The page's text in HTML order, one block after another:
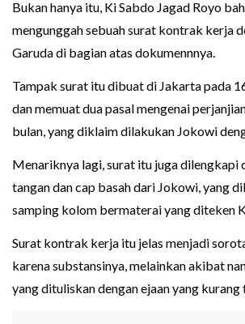
Bukan hanya itu, Ki Sabdo Jagad Royo
mengunggah sebuah surat kontrak kerja
Garuda di bagian atas dokumennnya.
Tampak surat itu dibuat di Jakarta pada
dan memuat dua pasal mengenai
bulan, yang diklaim dilakukan Jokowi
Menariknya lagi, surat itu juga dilengkapi
tangan dan cap basah dari Jokowi, yang
samping kolom bermaterai yang diteken
Surat kontrak kerja itu jelas menjadi
karena substansinya, melainkan akibat
yang dituliskan dengan ejaan yang kurang